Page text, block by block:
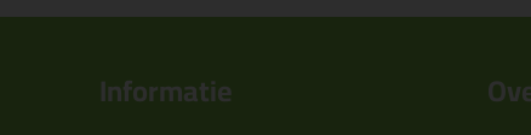
Informatie